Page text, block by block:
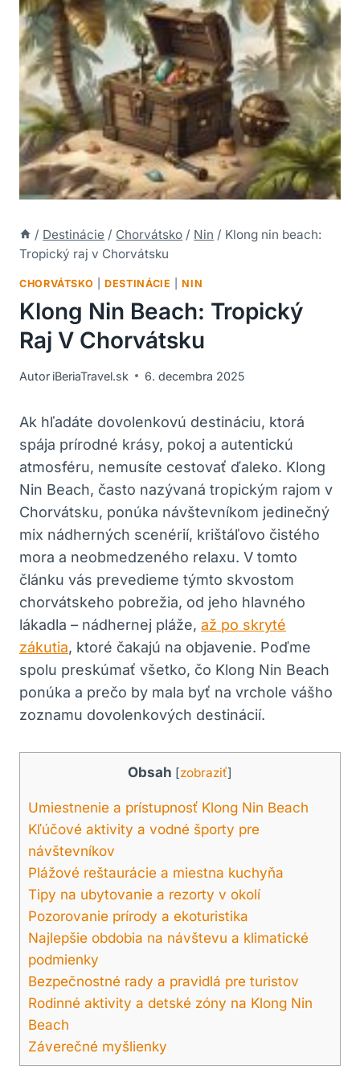
/ Destinácie / Chorvátsko / Nin / Klong nin beach:
Tropický raj v Chorvátsku
CHORVÁTSKO |DESTINÁCIE |NIN
Klong Nin Beach: Tropický
Raj V Chorvátsku
Autor iBeriaTravel.sk 6. decembra 2025
Ak hľadáte dovolenkovú destináciu, ktorá
spája prírodné krásy, pokoj a autentickú
atmosféru, nemusíte cestovať ďaleko. Klong
Nin Beach, často nazývaná tropickým rajom v
Chorvátsku, ponúka návštevníkom jedinečný
mix nádherných scenérií, krištáľovo čistého
mora a neobmedzeného relaxu. V tomto
článku vás prevedieme týmto skvostom
chorvátskeho pobrežia, od jeho hlavného
lákadla – nádhernej pláže, až po skryté
zákutia, ktoré čakajú na objavenie. Poďme
spolu preskúmať všetko, čo Klong Nin Beach
ponúka a prečo by mala byť na vrchole vášho
zoznamu dovolenkových destinácií.
Obsah [zobraziť]
Umiestnenie a prístupnosť Klong Nin Beach
Kľúčové aktivity a vodné športy pre
návštevníkov
Plážové reštaurácie a miestna kuchyňa
Tipy na ubytovanie a rezorty v okolí
Pozorovanie prírody a ekoturistika
Najlepšie obdobia na návštevu a klimatické
podmienky
Bezpečnostné rady a pravidlá pre turistov
Rodinné aktivity a detské zóny na Klong Nin
Beach
Záverečné myšlienky